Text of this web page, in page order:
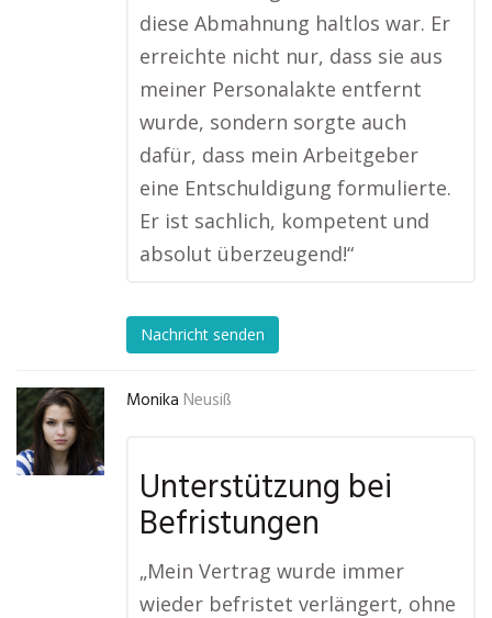
diese Abmahnung haltlos war. Er
erreichte nicht nur, dass sie aus
meiner Personalakte entfernt
wurde, sondern sorgte auch
dafür, dass mein Arbeitgeber
eine Entschuldigung formulierte.
Er ist sachlich, kompetent und
absolut überzeugend!“
Nachricht senden
Monika Neusiß
Unterstützung bei
Befristungen
„Mein Vertrag wurde immer
wieder befristet verlängert, ohne